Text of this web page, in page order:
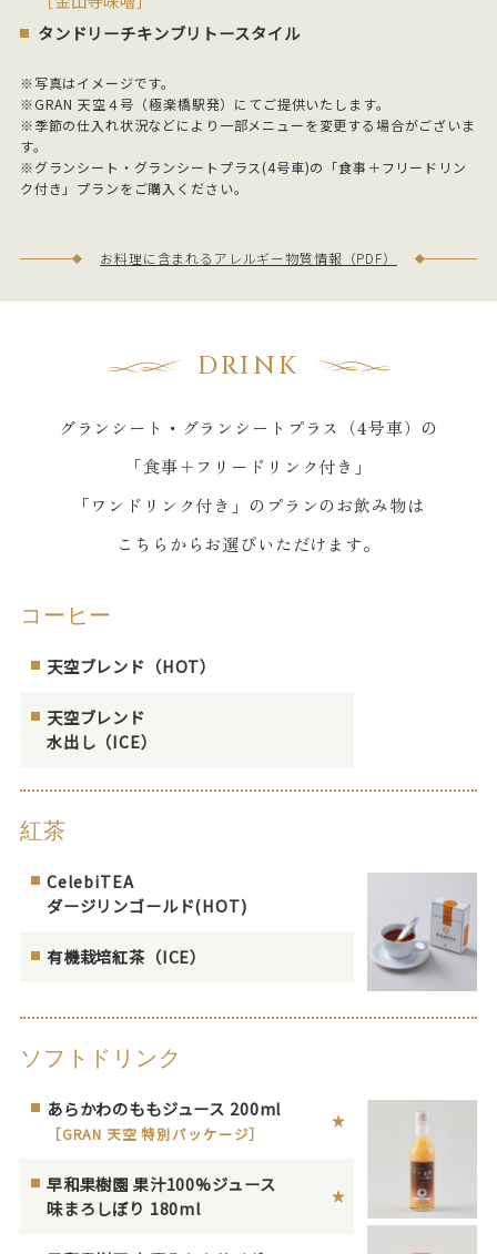
タンドリーチキンブリトースタイル
※写真はイメージです。
※GRAN 天空４号（極楽橋駅発）にてご提供いたします。
※季節の仕入れ状況などにより一部メニューを変更する場合がございま
す。
※グランシート・グランシートプラス(4号車)の「食事＋フリードリン
ク付き」プランをご購入ください。
お料理に含まれるアレルギー物質情報（PDF）
DRINK
グランシート・グランシートプラス（4号車）の
「食事＋フリードリンク付き」
「ワンドリンク付き」のプランのお飲み物は
こちらからお選びいただけます。
コーヒー
天空ブレンド（HOT）
天空ブレンド
水出し（ICE）
紅茶
CelebiTEA
ダージリンゴールド(HOT)
有機栽培紅茶（ICE）
ソフトドリンク
あらかわのももジュース 200ml
［GRAN 天空 特別パッケージ］
早和果樹園 果汁100%ジュース
味まろしぼり 180ml